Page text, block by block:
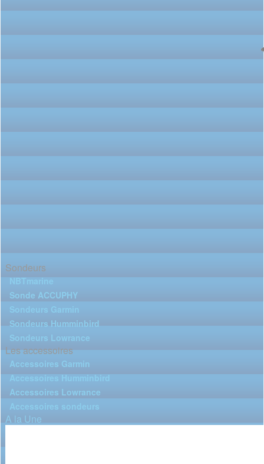
Sondeurs
NBTmarine
Sonde ACCUPHY
Sondeurs Garmin
Sondeurs Humminbird
Sondeurs Lowrance
Les accessoires
Accessoires Garmin
Accessoires Humminbird
Accessoires Lowrance
Accessoires sondeurs
A la Une